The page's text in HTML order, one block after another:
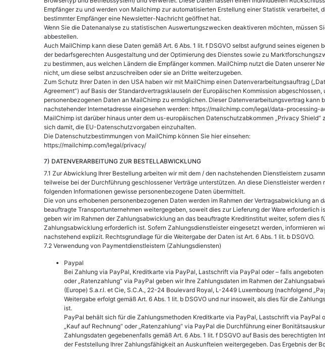
Empfänger zu und werden von Mailchimp zur automatisierten Erstellung einer Statistik verarbeitet,
bestimmter Empfänger eine Newsletter-Nachricht geöffnet hat.
Wenn Sie die Datenanalyse zu statistischen Auswertungszwecken deaktiveren möchten, müssen
abbestellen.
Auch MailChimp kann diese Daten gemäß Art. 6 Abs. 1 lit. f DSGVO selbst aufgrund seines eigenen
der bedarfsgerechten Ausgestaltung und der Optimierung des Dienstes sowie zu
zu bestimmen, aus welchen Ländern die Empfänger kommen. MailChimp nutzt die Daten unserer
nicht, um diese selbst anzuschreiben oder sie an Dritte weiterzugeben.
Zum Schutz Ihrer Daten in den USA haben wir mit MailChimp einen Datenverarbeitungsauftrag
Agreement“) auf Basis der Standardvertragsklauseln der Europäischen Kommission abgeschlossen,
personenbezogenen Daten an MailChimp zu ermöglichen. Dieser Datenverarbeitungsvertrag kann
nachstehender Internetadresse eingesehen werden: https://mailchimp.com/legal/data-processing-
MailChimp ist darüber hinaus unter dem us-europäischen Datenschutzabkommen „Privacy
sich damit, die EU-Datenschutzvorgaben einzuhalten.
Die Datenschutzbestimmungen von MailChimp können Sie hier einsehen:
https://mailchimp.com/legal/privacy/
7) DATENVERARBEITUNG ZUR BESTELLABWICKLUNG
7.1 Zur Abwicklung Ihrer Bestellung arbeiten wir mit dem / den nachstehenden Dienstleistern
teilweise bei der Durchführung geschlossener Verträge unterstützen. An diese Dienstleister werden
folgenden Informationen gewisse personenbezogene Daten übermittelt.
Die von uns erhobenen personenbezogenen Daten werden im Rahmen der Vertragsabwicklung an
beauftragte Transportunternehmen weitergegeben, soweit dies zur Lieferung der Ware erforderlich
geben wir im Rahmen der Zahlungsabwicklung an das beauftragte Kreditinstitut weiter, sofern dies
Zahlungsabwicklung erforderlich ist. Sofern Zahlungsdienstleister eingesetzt werden, informieren
nachstehend explizit. Rechtsgrundlage für die Weitergabe der Daten ist Art. 6 Abs. 1 lit. b DSGVO.
7.2 Verwendung von Paymentdienstleistern (Zahlungsdiensten)
Paypal
Bei Zahlung via PayPal, Kreditkarte via PayPal, Lastschrift via PayPal oder – falls angeboten
oder „Ratenzahlung“ via PayPal geben wir Ihre Zahlungsdaten im Rahmen der
(Europe) S.a.r.l. et Cie, S.C.A., 22-24 Boulevard Royal, L-2449 Luxembourg (nachfolgend
Weitergabe erfolgt gemäß Art. 6 Abs. 1 lit. b DSGVO und nur insoweit, als dies für die
ist.
PayPal behält sich für die Zahlungsmethoden Kreditkarte via PayPal, Lastschrift via PayPal
„Kauf auf Rechnung“ oder „Ratenzahlung“ via PayPal die Durchführung einer
Zahlungsdaten gegebenenfalls gemäß Art. 6 Abs. 1 lit. f DSGVO auf Basis des berechtigten
der Feststellung Ihrer Zahlungsfähigkeit an Auskunfteien weitergegeben. Das Ergebnis der